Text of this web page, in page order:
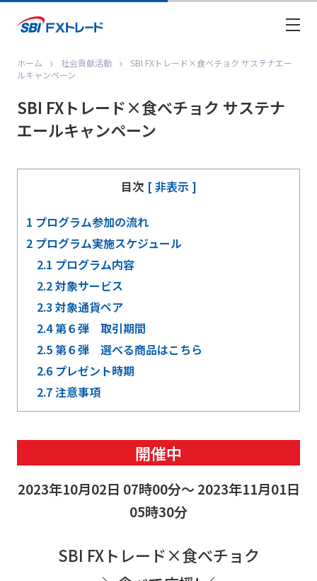
ホーム 社会貢献活動
SBI FXトレード×食べチョク サステナエー
ルキャンペーン
SBI FXトレード×食べチョク サステナ
エールキャンペーン
目次 [ 非表示 ]
1 プログラム参加の流れ
2 プログラム実施スケジュール
2.1 プログラム内容
2.2対象サービス
2.3対象通貨ペア
2.4第６弾 取引期間
2.5第６弾 選べる商品はこちら
2.6 プレゼント時期
2.7注意事項
開催中
2023年10月02日 07時00分～ 2023年11月01日
05時30分
SBI FXトレード×食べチョク